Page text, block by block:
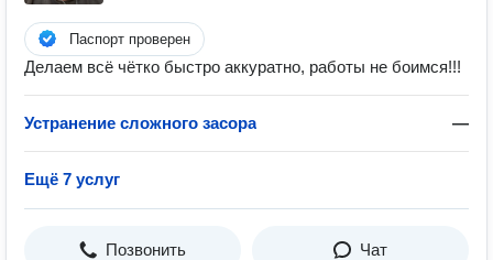
Паспорт проверен
Делаем всё чётко быстро аккуратно, работы не боимся!!!
Устранение сложного засора —
Ещё 7 услуг
Позвонить Чат